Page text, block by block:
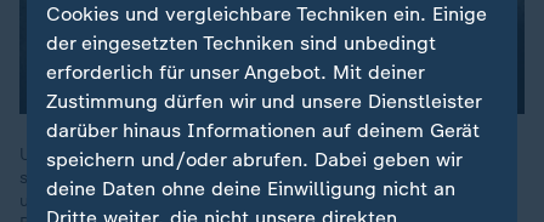
US-Präsident Trump beeinflusst die globalen Aktienkurse wohl
so sehr wie kein anderer. Mit seiner Außenpolitik, mit Zöllen
und dem Iran-Krieg sorgt er für massive Unsicherheit an den
Cookies und vergleichbare Techniken ein. Einige
der eingesetzten Techniken sind unbedingt
erforderlich für unser Angebot. Mit deiner
Zustimmung dürfen wir und unsere Dienstleister
darüber hinaus Informationen auf deinem Gerät
speichern und/oder abrufen. Dabei geben wir
deine Daten ohne deine Einwilligung nicht an
Dritte weiter, die nicht unsere direkten